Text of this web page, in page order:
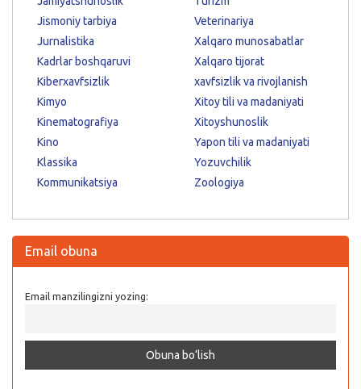
Jismoniy tarbiya
Jurnalistika
Kadrlar boshqaruvi
Kiberxavfsizlik
Kimyo
Kinematografiya
Kino
Klassika
Kommunikatsiya
Veterinariya
Xalqaro munosabatlar
Xalqaro tijorat
xavfsizlik va rivojlanish
Xitoy tili va madaniyati
Xitoyshunoslik
Yapon tili va madaniyati
Yozuvchilik
Zoologiya
Email obuna
Email manzilingizni yozing: